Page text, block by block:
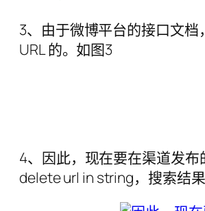
3、由于微博平台的接口文
URL 的。如图3
4、因此，现在要在渠道发
delete url in string，搜索结